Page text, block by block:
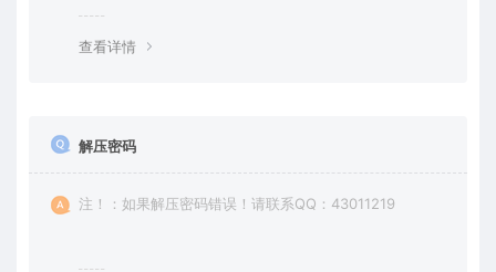
查看详情
解压密码
注！：如果解压密码错误！请联系QQ：43011219